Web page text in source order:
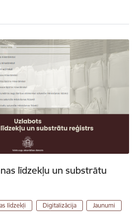
līdzekļu un substrātu
līdzekļi Digitalizācija Jaunumi